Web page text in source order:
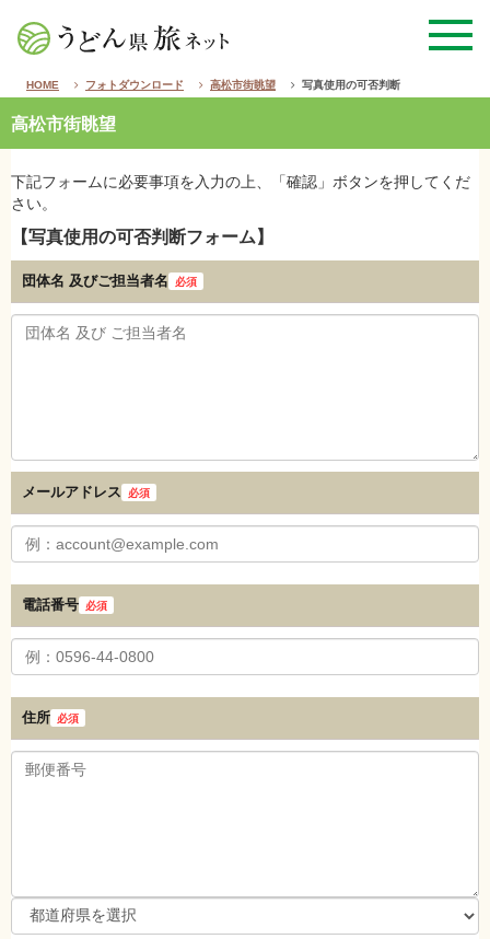
HOME フォトダウンロード 高松市街眺望 写真使用の可否判断
高松市街眺望
下記フォームに必要事項を入力の上、「確認」ボタンを押してくだ
さい。
【写真使用の可否判断フォーム】
団体名 及びご担当者名 必須
メールアドレス 必須
電話番号 必須
住所 必須